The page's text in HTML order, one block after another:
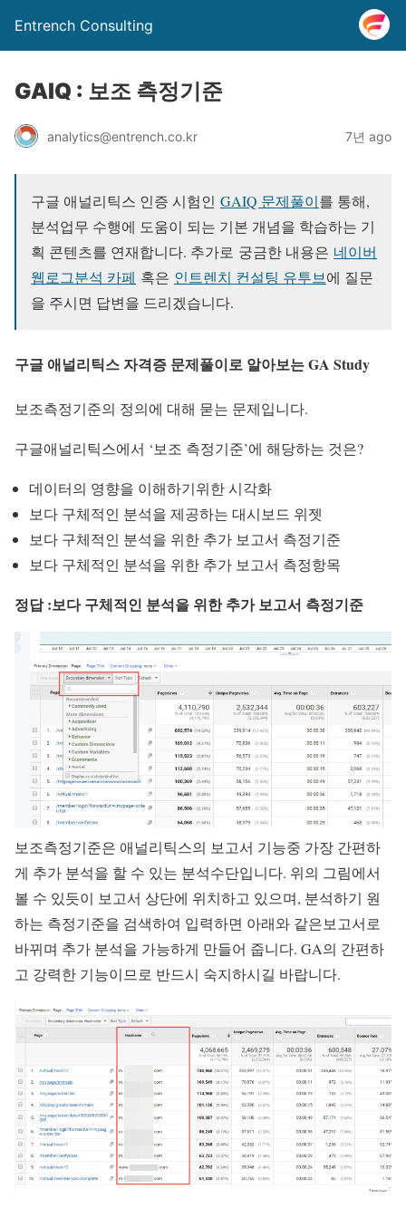
Entrench Consulting
GAIQ : 보조 측정기준
analytics@entrench.co.kr 7년 ago
구글 애널리틱스 인증 시험인 GAIQ 문제풀이를 통해,
분석업무 수행에 도움이 되는 기본 개념을 학습하는 기
획 콘텐츠를 연재합니다. 추가로 궁금한 내용은 네이버
웹로그분석 카페 혹은 인트렌치 컨설팅 유투브에 질문
을 주시면 답변을 드리겠습니다.
구글 애널리틱스 자격증 문제풀이로 알아보는 GA Study
보조측정기준의 정의에 대해 묻는 문제입니다.
구글애널리틱스에서 ‘보조 측정기준’에 해당하는 것은?
데이터의 영향을 이해하기위한 시각화
보다 구체적인 분석을 제공하는 대시보드 위젯
보다 구체적인 분석을 위한 추가 보고서 측정기준
보다 구체적인 분석을 위한 추가 보고서 측정항목
정답 :보다 구체적인 분석을 위한 추가 보고서 측정기준
보조측정기준은 애널리틱스의 보고서 기능중 가장 간편하
게 추가 분석을 할 수 있는 분석수단입니다. 위의 그림에서
볼 수 있듯이 보고서 상단에 위치하고 있으며, 분석하기 원
하는 측정기준을 검색하여 입력하면 아래와 같은보고서로
바뀌며 추가 분석을 가능하게 만들어 줍니다. GA의 간편하
고 강력한 기능이므로 반드시 숙지하시길 바랍니다.